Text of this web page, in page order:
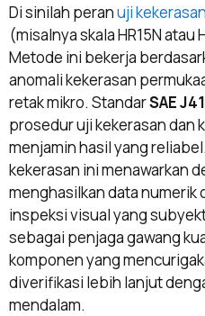
Di sinilah peranuji
(misalnya skala HR15N atau
Metode ini bekerja
anomali kekerasan
retak mikro. StandarSAE
prosedur uji kekerasan dan
menjamin hasil yang
kekerasan ini menawarkan
menghasilkan data
inspeksi visual yang
sebagai penjaga gawang
komponen yang
diverifikasi lebih lanjut
mendalam.